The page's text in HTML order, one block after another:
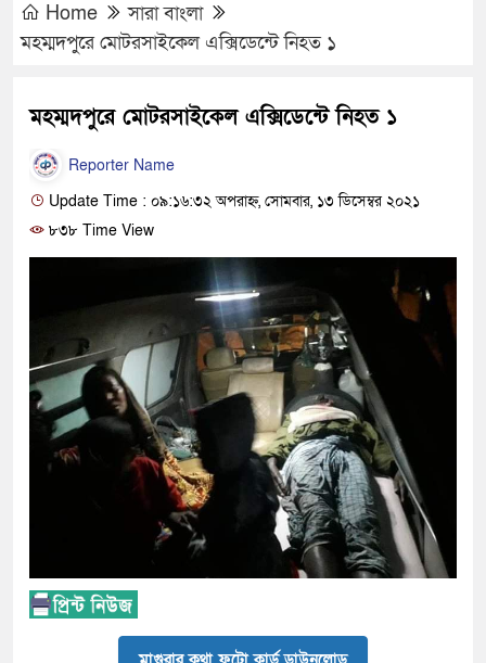
Home
সারা বাংলা
মহম্মদপুরে মোটরসাইকেল এক্সিডেন্টে নিহত ১
মহম্মদপুরে মোটরসাইকেল এক্সিডেন্টে নিহত ১
Reporter Name
Update Time : ০৯:১৬:৩২ অপরাহ্ন, সোমবার, ১৩ ডিসেম্বর ২০২১
৮৩৮ Time View